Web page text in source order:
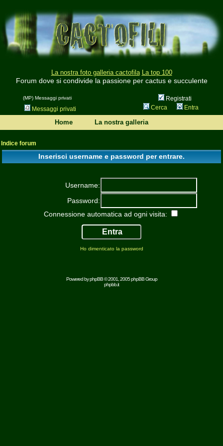
La nostra foto galleria cactofila La top 100
Forum dove si condivide la passione per cactus e succulente
(MP) Messaggi privati
Registrati
Messaggi privati
Cerca Entra
Home La nostra galleria
Indice forum
Inserisci username e password per entrare.
Username:
Password:
Connessione automatica ad ogni visita:
Ho dimenticato la password
Powered byphpBB© 2001, 2005 phpBB Group
phpbb.it